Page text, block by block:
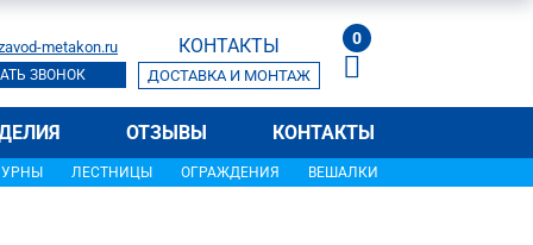
metakon.ru
ЗВОНОК
КОНТАКТЫ
ДОСТАВКА И МОНТАЖ
0
ОТЗЫВЫ КОНТАКТЫ
УРНЫ ЛЕСТНИЦЫ ОГРАЖДЕНИЯ ВЕШАЛКИ